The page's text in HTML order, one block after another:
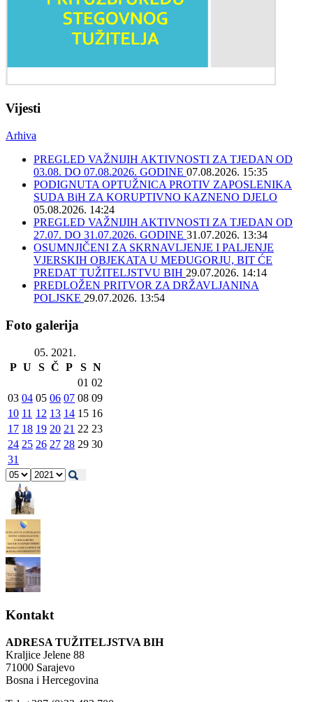
Vijesti
Arhiva
PREGLED VAŽNIJIH AKTIVNOSTI ZA TJEDAN OD
03.08. DO 07.08.2026. GODINE 07.08.2026. 15:35
PODIGNUTA OPTUŽNICA PROTIV ZAPOSLENIKA
SUDA BiH ZA KORUPTIVNO KAZNENO DJELO
05.08.2026. 14:24
PREGLED VAŽNIJIH AKTIVNOSTI ZA TJEDAN OD
27.07. DO 31.07.2026. GODINE 31.07.2026. 13:34
OSUMNJIČENI ZA SKRNAVLJENJE I PALJENJE
VJERSKIH OBJEKATA U MEĐUGORJU, BIT ĆE
PREDAT TUŽITELJSTVU BIH 29.07.2026. 14:14
PREDLOŽEN PRITVOR ZA DRŽAVLJANINA
POLJSKE 29.07.2026. 13:54
Foto galerija
05. 2021.
P U S Č P S N
01 02
03 04 05 06 07 08 09
10 11 12 13 14 15 16
17 18 19 20 21 22 23
24 25 26 27 28 29 30
31
Kontakt
ADRESA TUŽITELJSTVA BIH
Kraljice Jelene 88
71000 Sarajevo
Bosna i Hercegovina